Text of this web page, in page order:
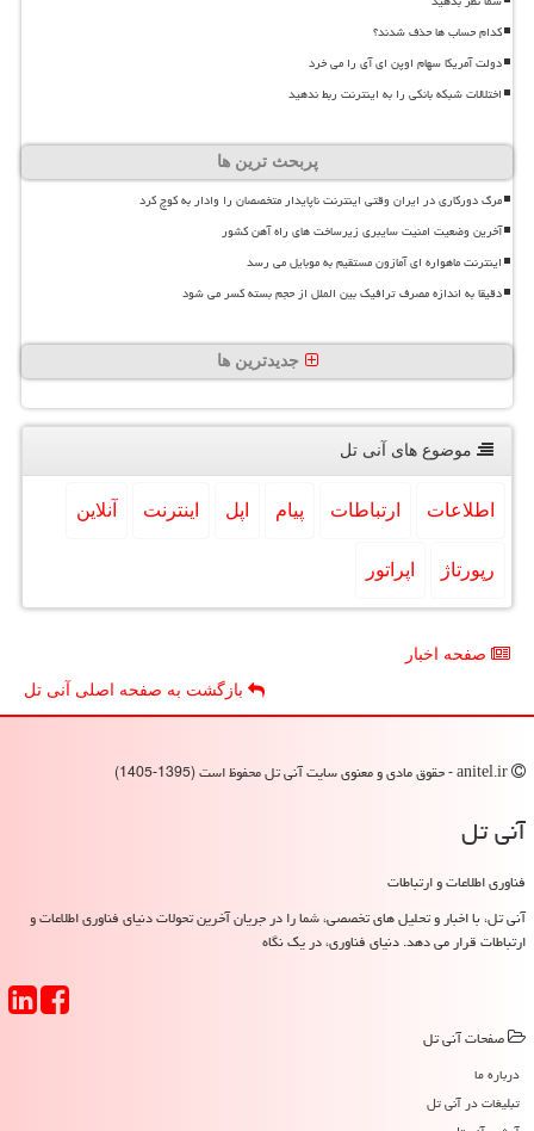
کدام حساب ها حذف شدند؟
دولت آمریکا سهام اوپن ای آی را می خرد
اختلالات شبکه بانکی را به اینترنت ربط ندهید
پربحث ترین ها
مرگ دورکاری در ایران وقتی اینترنت ناپایدار متخصصان را وادار به کوچ کرد
آخرین وضعیت امنیت سایبری زیرساخت های راه آهن کشور
اینترنت ماهواره ای آمازون مستقیم به موبایل می رسد
دقیقا به اندازه مصرف ترافیک بین الملل از حجم بسته کسر می شود
جدیدترین ها
موضوع های آنی تل
اطلاعات ارتباطات پیام اپل اینترنت آنلاین
رپورتاژ اپراتور
صفحه اخبار
بازگشت به صفحه اصلی آنی تل
آنی تل
فناوری اطلاعات و ارتباطات
آنی تل، با اخبار و تحلیل های تخصصی، شما را در جریان آخرین تحولات دنیای فناوری اطلاعات و
ارتباطات قرار می دهد. دنیای فناوری، در یک نگاه
صفحات آنی تل
درباره ما
تبلیغات در آنی تل